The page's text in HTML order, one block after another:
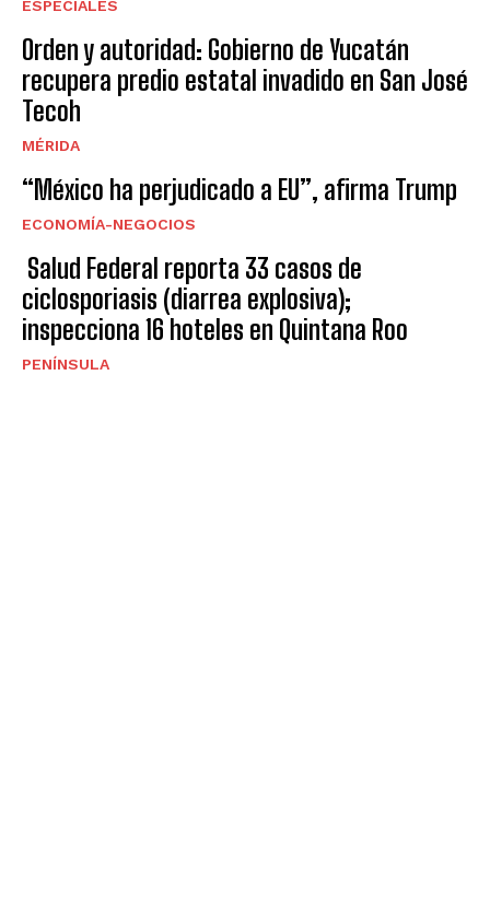
ESPECIALES
Orden y autoridad: Gobierno de Yucatán
recupera predio estatal invadido en San José
Tecoh
MÉRIDA
“México ha perjudicado a EU”, afirma Trump
ECONOMÍA-NEGOCIOS
Salud Federal reporta 33 casos de
ciclosporiasis (diarrea explosiva);
inspecciona 16 hoteles en Quintana Roo
PENÍNSULA